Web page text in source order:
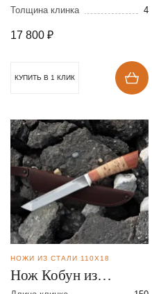
Толщина клинка
4
17 800 ₽
КУПИТЬ В 1 КЛИК
НОЖИ ИЗ СТАЛИ 110Х18
Нож Кобун из